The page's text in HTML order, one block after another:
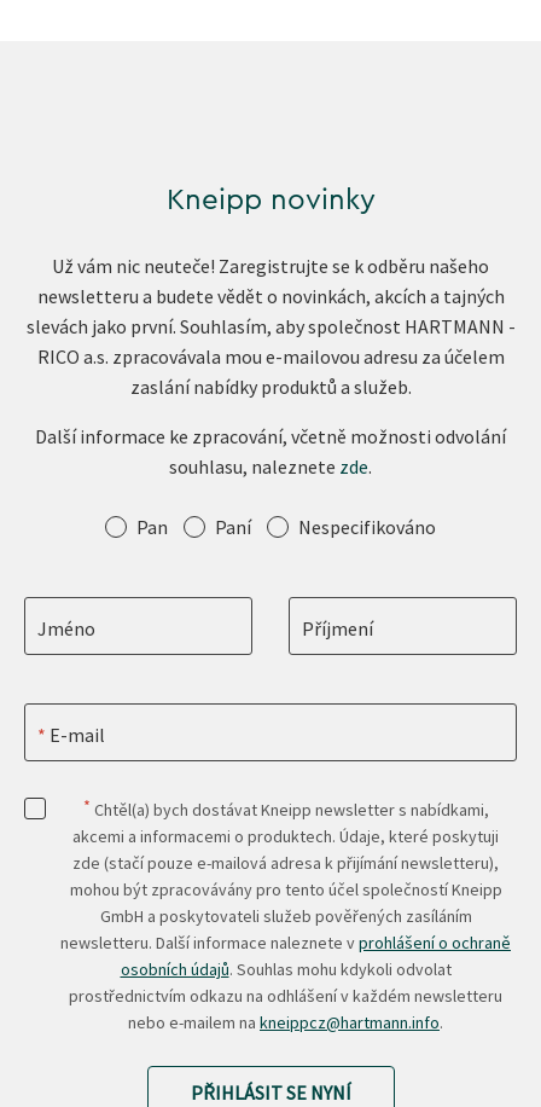
Kneipp novinky
Už vám nic neuteče! Zaregistrujte se k odběru našeho
newsletteru a budete vědět o novinkách, akcích a tajných
slevách jako první. Souhlasím, aby společnost HARTMANN -
RICO a.s. zpracovávala mou e-mailovou adresu za účelem
zaslání nabídky produktů a služeb.
Další informace ke zpracování, včetně možnosti odvolání
souhlasu, naleznete zde.
Oslovení Pan Paní Nespecifikováno
Jméno Příjmení
E-mail
* Chtěl(a) bych dostávat Kneipp newsletter s nabídkami,
akcemi a informacemi o produktech. Údaje, které poskytuji
zde (stačí pouze e-mailová adresa k přijímání newsletteru),
mohou být zpracovávány pro tento účel společností Kneipp
GmbH a poskytovateli služeb pověřených zasíláním
newsletteru. Další informace naleznete vprohlášení o ochraně
osobních údajů. Souhlas mohu kdykoli odvolat
prostřednictvím odkazu na odhlášení v každém newsletteru
nebo e-mailem na kneippcz@hartmann.info.
PŘIHLÁSIT SE NYNÍ